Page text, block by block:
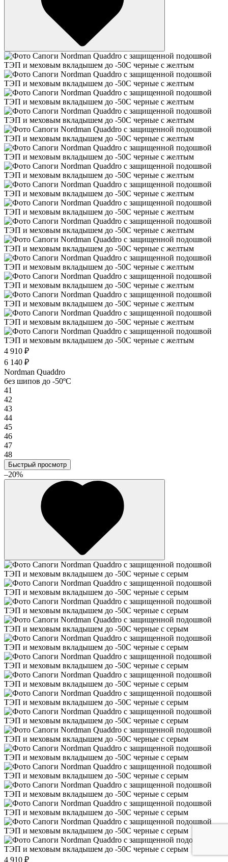
4 910 ₽
6 140 ₽
Nordman Quaddro
без шипов до -50ºС
41
42
43
44
45
46
47
48
Быстрый просмотр
–20%
4 910 ₽